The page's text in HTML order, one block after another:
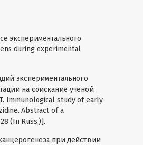
экспериментального
during experimental
экспериментального
на соискание ученой
Immunological study of early
Abstract of a
(In Russ.)].
при действии